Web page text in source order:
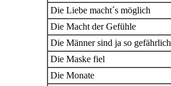
Die Liebe macht´s möglich
Die Macht der Gefühle
Die Männer sind ja so gefährlich
Die Maske fiel
Die Monate